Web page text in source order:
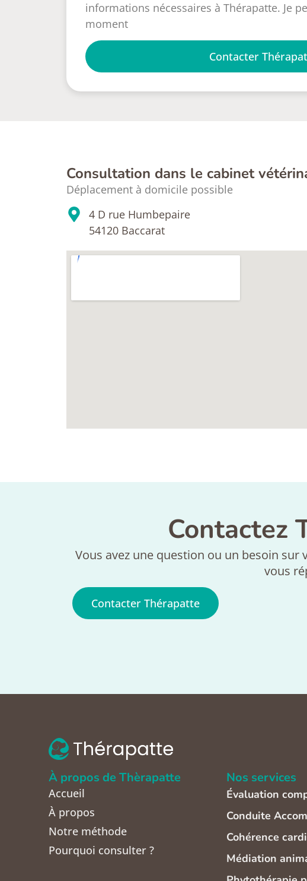
informations nécessaires à Thérapatte. Je
moment
Contacter
Consultation dans le cabinet
Déplacement à domicile possible
4 D rue Humbepaire
54120 Baccarat
Contactez
Vous avez une question ou un besoin
vous
Contacter Thérapatte
À propos de Thèrapatte
Accueil
À propos
Notre méthode
Pourquoi consulter ?
Nos services
Évaluation
Conduite
Cohérence
Médiation